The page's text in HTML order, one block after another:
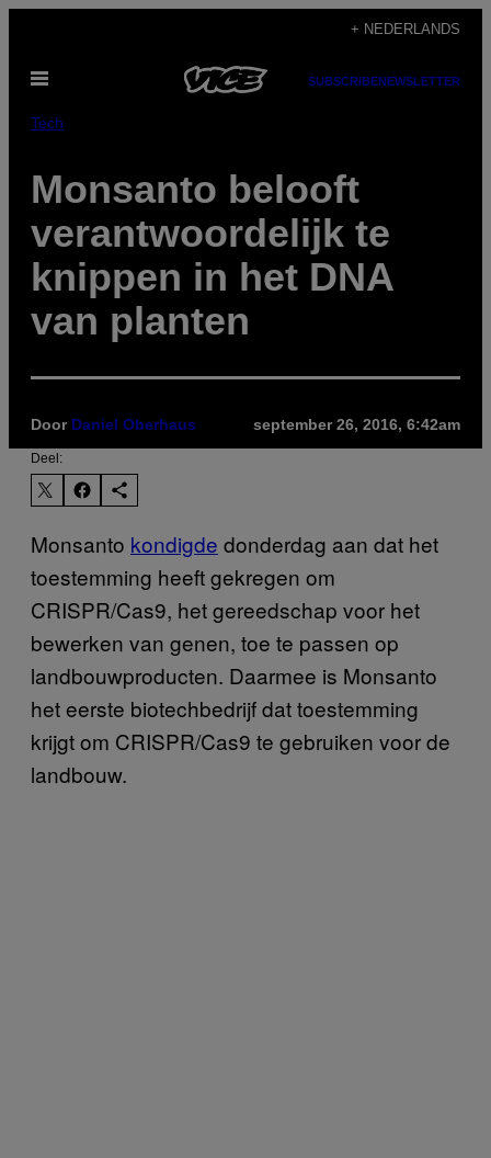
de
inhoud
+ NEDERLANDS
Open
SUBSCRIBENEWSLETTER
Tech
Monsanto belooft
verantwoordelijk te
knippen in het DNA
van planten
Door Daniel Oberhaus september 26, 2016, 6:42am
Deel:
Monsanto kondigde donderdag aan dat het
toestemming heeft gekregen om
CRISPR/Cas9, het gereedschap voor het
bewerken van genen, toe te passen op
landbouwproducten. Daarmee is Monsanto
het eerste biotechbedrijf dat toestemming
krijgt om CRISPR/Cas9 te gebruiken voor de
landbouw.